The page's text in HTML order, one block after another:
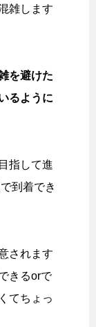
雑します
を避けた
るように
指して進
到着でき
されます
きるorで
てちょっ